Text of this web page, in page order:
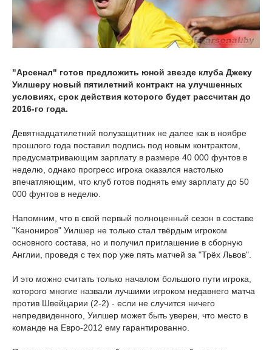
"Арсенал" готов предложить юной звезде клуба Джеку
Уилшеру новый пятилетний контракт на улучшенных
условиях, срок действия которого будет рассчитан до
2016-го года.
Девятнадцатилетний полузащитник не далее как в ноябре
прошлого года поставил подпись под новым контрактом,
предусматривающим зарплату в размере 40 000 фунтов в
неделю, однако прогресс игрока оказался настолько
впечатляющим, что клуб готов поднять ему зарплату до 50
000 фунтов в неделю.
Напомним, что в свой первый полноценный сезон в составе
"Канониров" Уилшер не только стал твёрдым игроком
основного состава, но и получил приглашение в сборную
Англии, проведя с тех пор уже пять матчей за "Трёх Львов".
И это можно считать только началом большого пути игрока,
которого многие назвали лучшими игроком недавнего матча
против Швейцарии (2-2) - если не случится ничего
непредвиденного, Уилшер может быть уверен, что место в
команде на Евро-2012 ему гарантированно.